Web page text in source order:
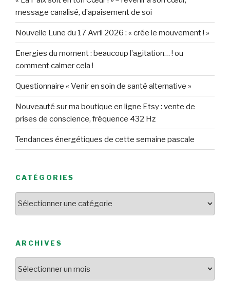
message canalisé, d’apaisement de soi
Nouvelle Lune du 17 Avril 2026 : « crée le mouvement ! »
Energies du moment : beaucoup l’agitation… ! ou
comment calmer cela !
Questionnaire « Venir en soin de santé alternative »
Nouveauté sur ma boutique en ligne Etsy : vente de
prises de conscience, fréquence 432 Hz
Tendances énergétiques de cette semaine pascale
CATÉGORIES
ARCHIVES